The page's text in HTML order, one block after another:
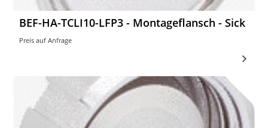
BEF-HA-TCLI10-LFP3 - Montageflansch - Sick
Preis auf Anfrage